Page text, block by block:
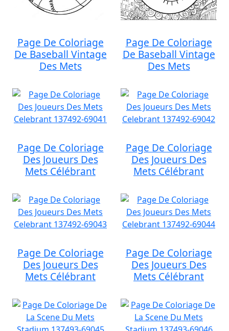
Page De Coloriage
De Baseball Vintage
Des Mets
Page De Coloriage
De Baseball Vintage
Des Mets
Page De Coloriage
Des Joueurs Des
Mets Célébrant
Page De Coloriage
Des Joueurs Des
Mets Célébrant
Page De Coloriage
Des Joueurs Des
Mets Célébrant
Page De Coloriage
Des Joueurs Des
Mets Célébrant